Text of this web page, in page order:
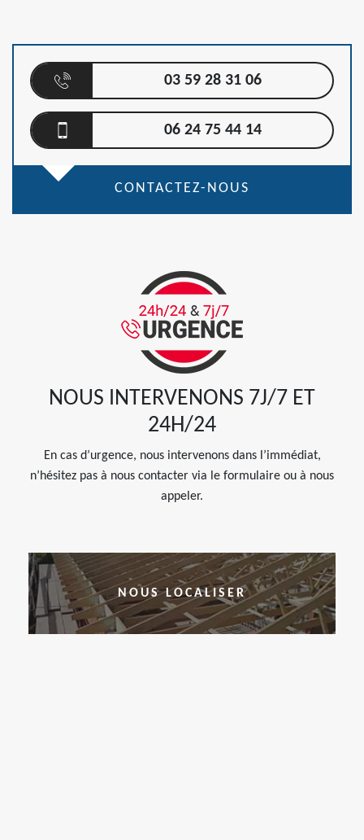
03 59 28 31 06
06 24 75 44 14
CONTACTEZ-NOUS
NOUS INTERVENONS 7J/7 ET
24H/24
En cas d’urgence, nous intervenons dans l’immédiat,
n’hésitez pas à nous contacter via le formulaire ou à nous
appeler.
NOUS LOCALISER